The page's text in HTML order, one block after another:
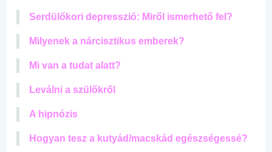
Serdülőkori depresszió: Miről ismerhető fel?
Milyenek a nárcisztikus emberek?
Mi van a tudat alatt?
Leválni a szülőkről
A hipnózis
Hogyan tesz a kutyád/macskád egészségessé?